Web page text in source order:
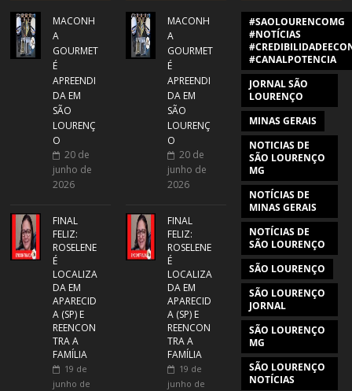
MACONH
A
GOURMET
É
APREENDI
DA EM
SÃO
LOURENÇ
O
20 de
junho de
2026
FINAL
FELIZ:
ROSELENE
É
LOCALIZA
DA EM
APARECID
A (SP) E
REENCON
TRA A
FAMÍLIA
19 de
junho de
MACONH
A
GOURMET
É
APREENDI
DA EM
SÃO
LOURENÇ
O
20 de
junho de
2026
FINAL
FELIZ:
ROSELENE
É
LOCALIZA
DA EM
APARECID
A (SP) E
REENCON
TRA A
FAMÍLIA
19 de
junho de
#SAOLOURENCOMG
#NOTÍCIAS
#CANALPOTENCIA
JORNAL SÃO
LOURENÇO
MINAS GERAIS
NOTICIAS DE
SÃO LOURENÇO
MG
NOTÍCIAS DE
MINAS GERAIS
NOTÍCIAS DE
SÃO LOURENÇO
SÃO LOURENÇO
SÃO LOURENÇO
JORNAL
SÃO LOURENÇO
MG
SÃO LOURENÇO
NOTÍCIAS